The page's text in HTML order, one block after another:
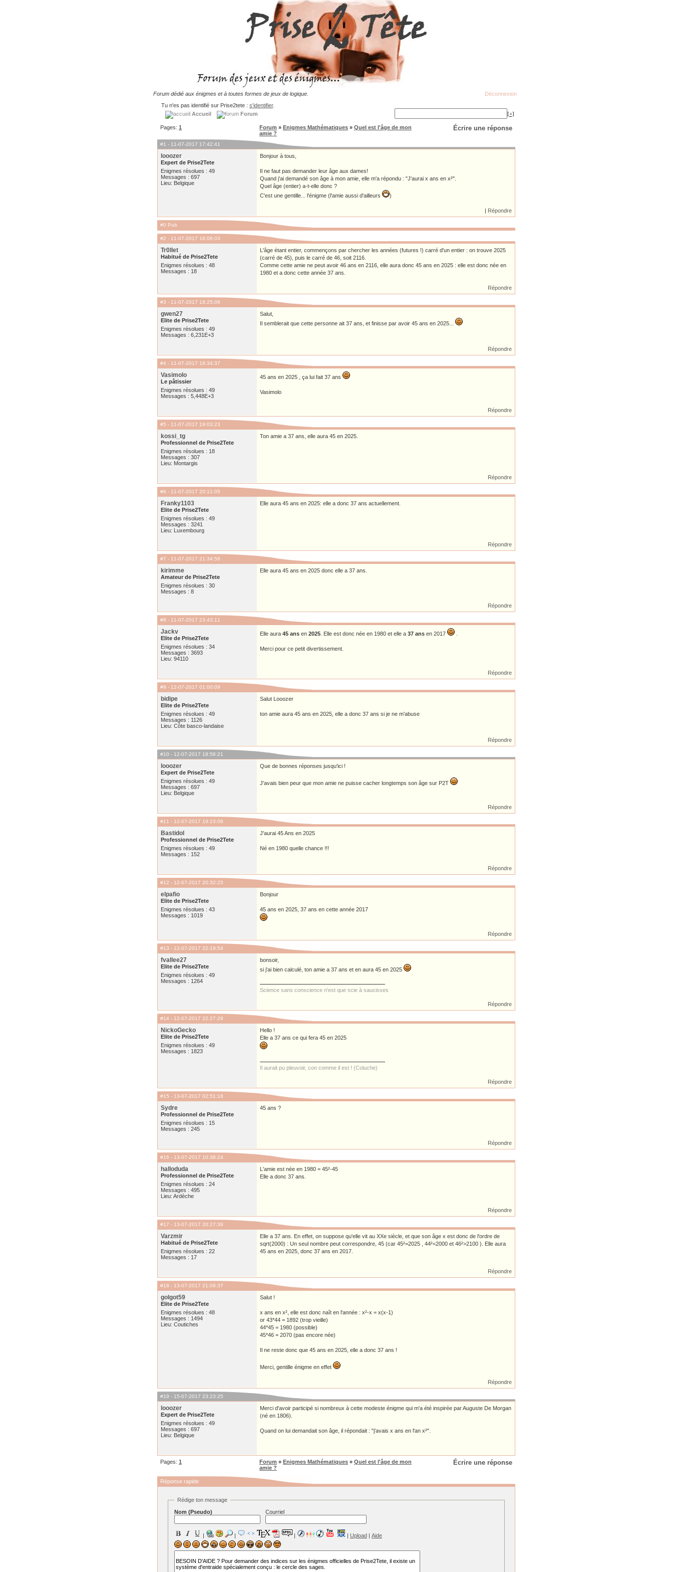
Forum dédié aux énigmes et à toutes formes de jeux de logique.
Déconnexion
Tu n'es pas identifié sur Prise2tete : s'identifier.
Accueil
Forum [+]
Pages: 1 Écrire une réponse
Forum » Enigmes Mathématiques » Quel est l'âge de mon
amie ?
#1 - 11-07-2017 17:42:41
looozer
Expert de Prise2Tete
Enigmes résolues : 49
Messages : 697
Lieu: Belgique
Bonjour à tous,
Il ne faut pas demander leur âge aux dames!
Quand j'ai demandé son âge à mon amie, elle m'a répondu : "J'aurai x ans en x²".
Quel âge (entier) a-t-elle donc ?
C'est une gentille... l'énigme (l'amie aussi d'ailleurs
)
| Répondre
#0 Pub
#2 - 11-07-2017 18:08:03
Tr0llet
Habitué de Prise2Tete
Enigmes résolues : 48
Messages : 18
L'âge étant entier, commençons par chercher les années (futures !) carré d'un entier : on trouve 2025
(carré de 45), puis le carré de 46, soit 2116.
Comme cette amie ne peut avoir 46 ans en 2116, elle aura donc 45 ans en 2025 : elle est donc née en
1980 et a donc cette année 37 ans.
Répondre
#3 - 11-07-2017 18:25:06
gwen27
Elite de Prise2Tete
Enigmes résolues : 49
Messages : 6,231E+3
Salut,
Il semblerait que cette personne ait 37 ans, et finisse par avoir 45 ans en 2025...
Répondre
#4 - 11-07-2017 18:34:37
Vasimolo
Le pâtissier
Enigmes résolues : 49
Messages : 5,448E+3
45 ans en 2025 , ça lui fait 37 ans
Vasimolo
Répondre
#5 - 11-07-2017 19:03:23
kossi_tg
Professionnel de Prise2Tete
Enigmes résolues : 18
Messages : 307
Lieu: Montargis
Ton amie a 37 ans, elle aura 45 en 2025.
Répondre
#6 - 11-07-2017 20:11:05
Franky1103
Elite de Prise2Tete
Enigmes résolues : 49
Messages : 3241
Lieu: Luxembourg
Elle aura 45 ans en 2025: elle a donc 37 ans actuellement.
Répondre
#7 - 11-07-2017 21:34:56
kirimme
Amateur de Prise2Tete
Enigmes résolues : 30
Messages : 8
Elle aura 45 ans en 2025 donc elle a 37 ans.
Répondre
#8 - 11-07-2017 23:43:11
Jackv
Elite de Prise2Tete
Enigmes résolues : 34
Messages : 3693
Lieu: 94110
Elle aura 45 ans en 2025 . Elle est donc née en 1980 et elle a 37 ans en 2017
Merci pour ce petit divertissement.
Répondre
#9 - 12-07-2017 01:00:09
bidipe
Elite de Prise2Tete
Enigmes résolues : 49
Messages : 1126
Lieu: Côte basco-landaise
Salut Looozer
ton amie aura 45 ans en 2025, elle a donc 37 ans si je ne m'abuse
Répondre
#10 - 12-07-2017 18:58:21
looozer
Expert de Prise2Tete
Enigmes résolues : 49
Messages : 697
Lieu: Belgique
Que de bonnes réponses jusqu'ici !
J'avais bien peur que mon amie ne puisse cacher longtemps son âge sur P2T
Répondre
#11 - 12-07-2017 19:23:06
Bastidol
Professionnel de Prise2Tete
Enigmes résolues : 49
Messages : 152
J'aurai 45 Ans en 2025
Né en 1980 quelle chance !!!
Répondre
#12 - 12-07-2017 20:32:25
elpafio
Elite de Prise2Tete
Enigmes résolues : 43
Messages : 1019
Bonjour
45 ans en 2025, 37 ans en cette année 2017
Répondre
#13 - 12-07-2017 22:19:54
fvallee27
Elite de Prise2Tete
Enigmes résolues : 49
Messages : 1264
bonsoir,
si j'ai bien calculé, ton amie a 37 ans et en aura 45 en 2025
Science sans conscience n'est que scie à saucisses
Répondre
#14 - 12-07-2017 22:27:29
NickoGecko
Elite de Prise2Tete
Enigmes résolues : 49
Messages : 1823
Hello !
Elle a 37 ans ce qui fera 45 en 2025
Il aurait pu pleuvoir, con comme il est ! (Coluche)
Répondre
#15 - 13-07-2017 02:51:18
Sydre
Professionnel de Prise2Tete
Enigmes résolues : 15
Messages : 245
45 ans ?
Répondre
#16 - 13-07-2017 10:38:24
halloduda
Professionnel de Prise2Tete
Enigmes résolues : 24
Messages : 495
Lieu: Ardèche
L'amie est née en 1980 = 45²-45
Elle a donc 37 ans.
Répondre
#17 - 13-07-2017 20:27:39
Varzmir
Habitué de Prise2Tete
Enigmes résolues : 22
Messages : 17
Elle a 37 ans. En effet, on suppose qu'elle vit au XXe siècle, et que son âge x est donc de l'ordre de
sqrt(2000) : Un seul nombre peut correspondre, 45 (car 45²=2025 , 44²<2000 et 46²>2100 ). Elle aura
45 ans en 2025, donc 37 ans en 2017.
Répondre
#18 - 13-07-2017 21:09:37
golgot59
Elite de Prise2Tete
Enigmes résolues : 48
Messages : 1494
Lieu: Coutiches
Salut !
x ans en x², elle est donc naît en l'année : x²-x = x(x-1)
or 43*44 = 1892 (trop vieille)
44*45 = 1980 (possible)
45*46 = 2070 (pas encore née)
Il ne reste donc que 45 ans en 2025, elle a donc 37 ans !
Merci, gentille énigme en effet
Répondre
#19 - 15-07-2017 23:23:25
looozer
Expert de Prise2Tete
Enigmes résolues : 49
Messages : 697
Lieu: Belgique
Merci d'avoir participé si nombreux à cette modeste énigme qui m'a été inspirée par Auguste De Morgan
(né en 1806).
Quand on lui demandait son âge, il répondait : "j'avais x ans en l'an x²".
Écrire une réponse
Pages: 1 Forum » Enigmes Mathématiques » Quel est l'âge de mon
amie ?
Réponse rapide
Rédige ton message
Nom (Pseudo)
Courriel
| | | | Upload | Aide